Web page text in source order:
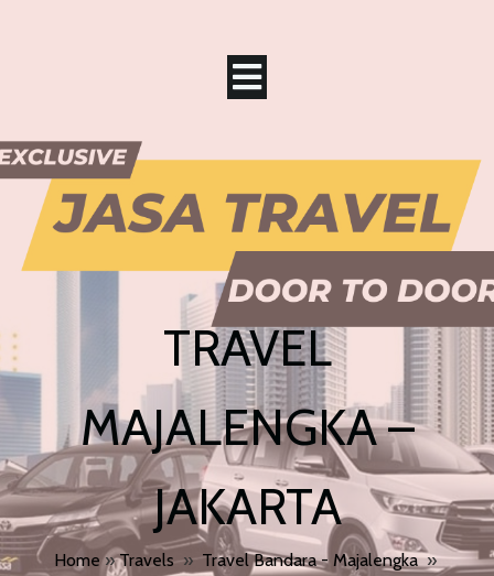
TRAVEL
MAJALENGKA –
JAKARTA
Home»Travels » Travel Bandara - Majalengka »